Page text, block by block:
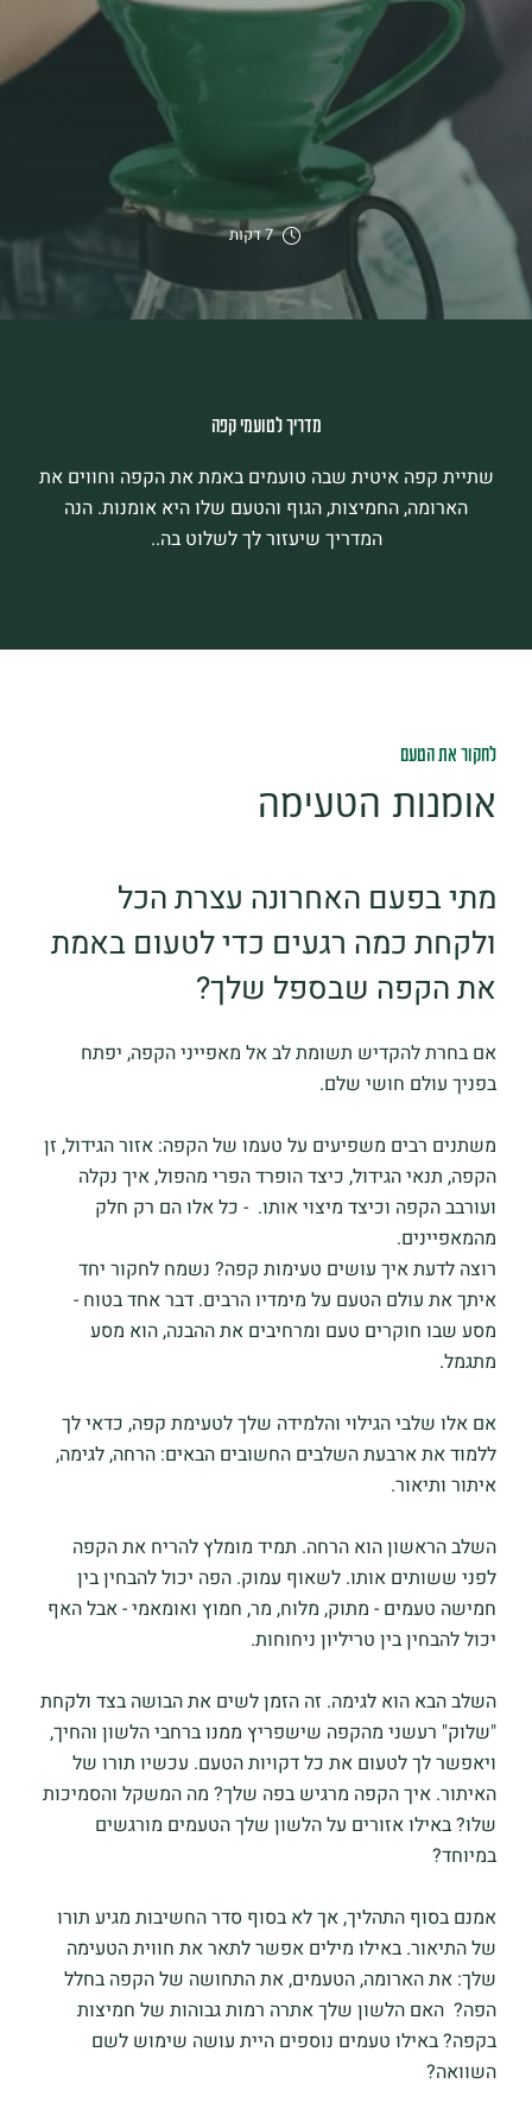
7 דקות
מדריך לטועמי קפה
שתיית קפה איטית שבה טועמים באמת את הקפה וחווים את
הארומה, החמיצות, הגוף והטעם שלו היא אומנות. הנה
המדריך שיעזור לך לשלוט בה..
לחקור את הטעם
אומנות הטעימה
מתי בפעם האחרונה עצרת הכל
ולקחת כמה רגעים כדי לטעום באמת
את הקפה שבספל שלך?
אם בחרת להקדיש תשומת לב אל מאפייני הקפה, יפתח
בפניך עולם חושי שלם.
משתנים רבים משפיעים על טעמו של הקפה: אזור הגידול, זן
הקפה, תנאי הגידול, כיצד הופרד הפרי מהפול, איך נקלה
ועורבב הקפה וכיצד מיצוי אותו. - כל אלו הם רק חלק
מהמאפיינים.
רוצה לדעת איך עושים טעימות קפה? נשמח לחקור יחד
איתך את עולם הטעם על מימדיו הרבים. דבר אחד בטוח -
מסע שבו חוקרים טעם ומרחיבים את ההבנה, הוא מסע
מתגמל.
אם אלו שלבי הגילוי והלמידה שלך לטעימת קפה, כדאי לך
ללמוד את ארבעת השלבים החשובים הבאים: הרחה, לגימה,
איתור ותיאור.
השלב הראשון הוא הרחה. תמיד מומלץ להריח את הקפה
לפני ששותים אותו. לשאוף עמוק. הפה יכול להבחין בין
חמישה טעמים - מתוק, מלוח, מר, חמוץ ואומאמי - אבל האף
יכול להבחין בין טריליון ניחוחות.
השלב הבא הוא לגימה. זה הזמן לשים את הבושה בצד ולקחת
"שלוק" רעשני מהקפה שישפריץ ממנו ברחבי הלשון והחיך,
ויאפשר לך לטעום את כל דקויות הטעם. עכשיו תורו של
האיתור. איך הקפה מרגיש בפה שלך? מה המשקל והסמיכות
שלו? באילו אזורים על הלשון שלך הטעמים מורגשים
במיוחד?
אמנם בסוף התהליך, אך לא בסוף סדר החשיבות מגיע תורו
של התיאור. באילו מילים אפשר לתאר את חווית הטעימה
שלך: את הארומה, הטעמים, את התחושה של הקפה בחלל
הפה? האם הלשון שלך אתרה רמות גבוהות של חמיצות
בקפה? באילו טעמים נוספים היית עושה שימוש לשם
השוואה?